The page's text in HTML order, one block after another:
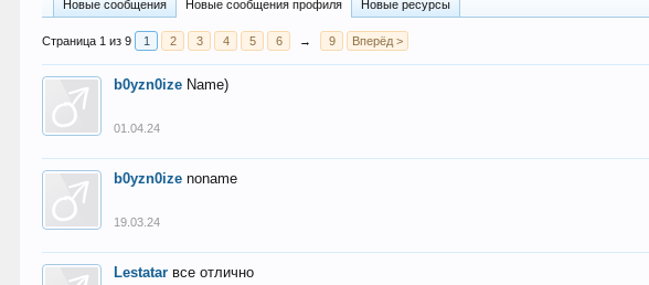
Новые сообщения Новые сообщения профиля Новые ресурсы
Страница 1 из 9 1 2 3 4 5 6 → 9 Вперёд >
b0yzn0ize Name)
01.04.24
b0yzn0ize noname
19.03.24
Lestatar все отлично